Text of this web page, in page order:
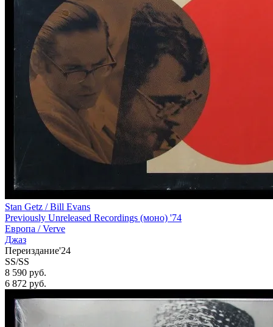
Stan Getz / Bill Evans
Previously Unreleased Recordings (моно) '74
Европа /Verve
Джаз
Переиздание'24
SS/SS
8 590 руб.
6 872 руб.